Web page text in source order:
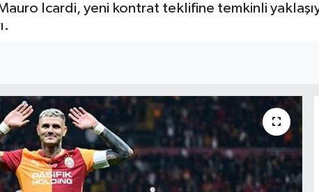
Icardi, yeni kontrat teklifine temkinli